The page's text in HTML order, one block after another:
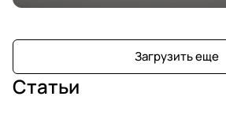
Загрузить еще
Статьи